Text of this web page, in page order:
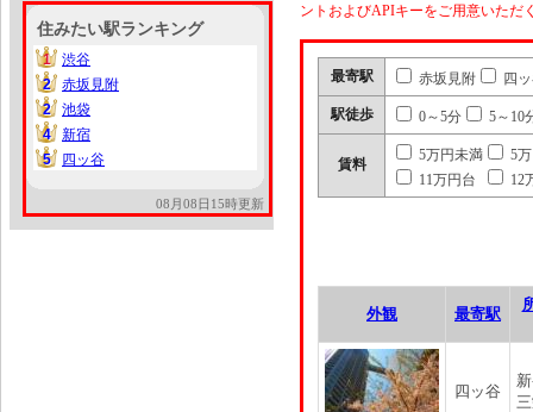
住みたい駅ランキング
1
1
渋谷
2
2
赤坂見附
2
2
池袋
4
4
新宿
5
5 四ッ谷
08月08日15時更新
ントおよびAPIキーをご用意いただ
最寄駅 赤坂見附 四
駅徒歩 0～5分 5～10
賃料
5万円未満
5
11万円台
12
外観 最寄駅
四ッ谷